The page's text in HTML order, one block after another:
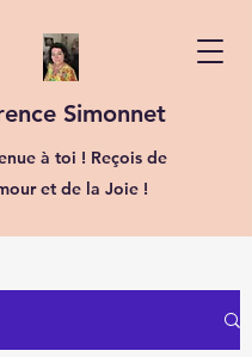
Simonnet
à toi ! Reçois de
et de la Joie !